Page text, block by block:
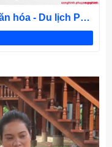
hóa - Du lịch Phú